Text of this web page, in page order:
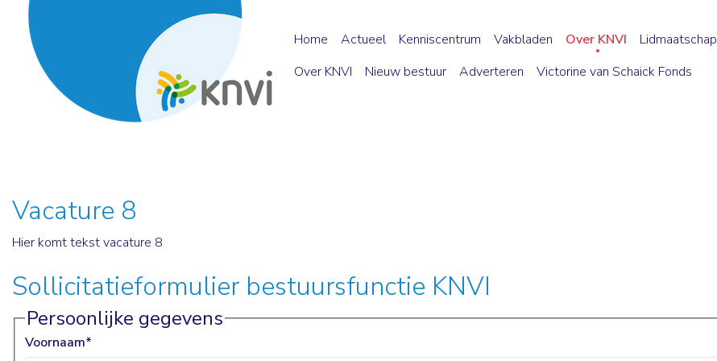
Home Actueel Kenniscentrum Vakbladen
Over KNVI
Over KNVI
Nieuw bestuur Adverteren Victorine van Schaick Fonds
Lidmaatschap
Vacature 8
Hier komt tekst vacature 8
Sollicitatieformulier bestuursfunctie KNVI
Persoonlijke gegevens
Voornaam*